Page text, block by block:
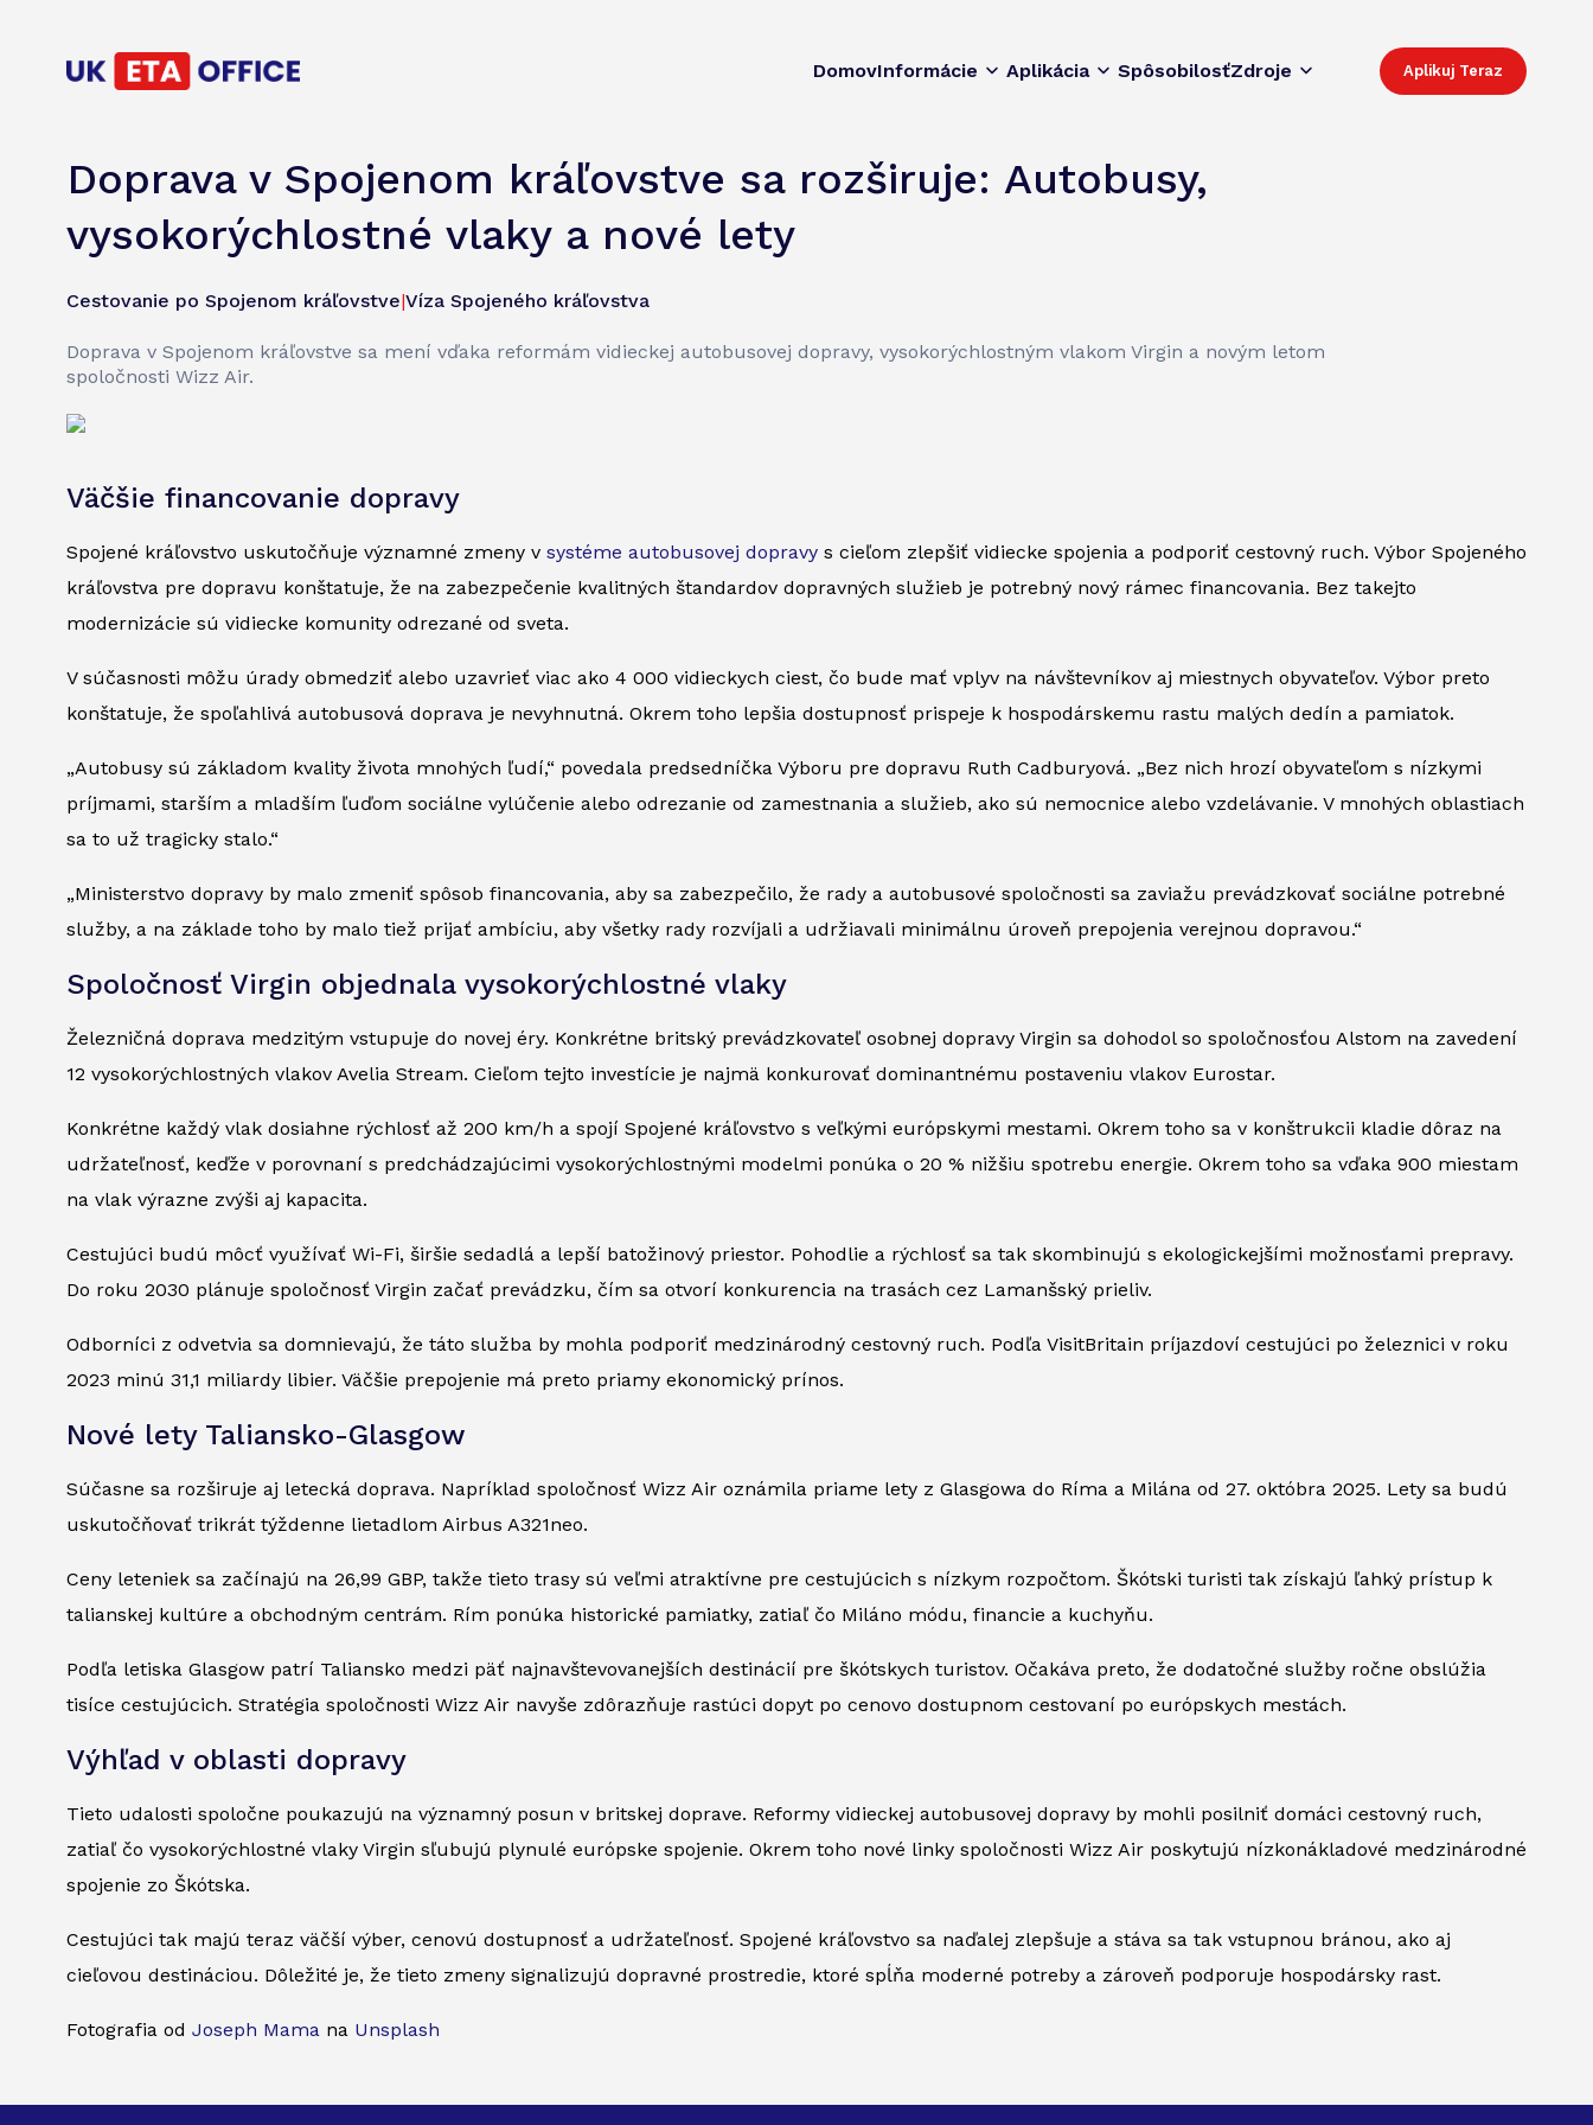
DomovInformácie Aplikácia SpôsobilosťZdroje Aplikuj Teraz
Doprava v Spojenom kráľovstve sa rozširuje: Autobusy,
vysokorýchlostné vlaky a nové lety
Cestovanie po Spojenom kráľovstve|Víza Spojeného kráľovstva
Doprava v Spojenom kráľovstve sa mení vďaka reformám vidieckej autobusovej dopravy, vysokorýchlostným vlakom Virgin a novým letom
spoločnosti Wizz Air.
Väčšie financovanie dopravy
Spojené kráľovstvo uskutočňuje významné zmeny v systéme autobusovej dopravy s cieľom zlepšiť vidiecke spojenia a podporiť cestovný ruch. Výbor Spojeného
kráľovstva pre dopravu konštatuje, že na zabezpečenie kvalitných štandardov dopravných služieb je potrebný nový rámec financovania. Bez takejto
modernizácie sú vidiecke komunity odrezané od sveta.
V súčasnosti môžu úrady obmedziť alebo uzavrieť viac ako 4 000 vidieckych ciest, čo bude mať vplyv na návštevníkov aj miestnych obyvateľov. Výbor preto
konštatuje, že spoľahlivá autobusová doprava je nevyhnutná. Okrem toho lepšia dostupnosť prispeje k hospodárskemu rastu malých dedín a pamiatok.
„Autobusy sú základom kvality života mnohých ľudí,“ povedala predsedníčka Výboru pre dopravu Ruth Cadburyová. „Bez nich hrozí obyvateľom s nízkymi
príjmami, starším a mladším ľuďom sociálne vylúčenie alebo odrezanie od zamestnania a služieb, ako sú nemocnice alebo vzdelávanie. V mnohých oblastiach
sa to už tragicky stalo.“
„Ministerstvo dopravy by malo zmeniť spôsob financovania, aby sa zabezpečilo, že rady a autobusové spoločnosti sa zaviažu prevádzkovať sociálne potrebné
služby, a na základe toho by malo tiež prijať ambíciu, aby všetky rady rozvíjali a udržiavali minimálnu úroveň prepojenia verejnou dopravou.“
Spoločnosť Virgin objednala vysokorýchlostné vlaky
Železničná doprava medzitým vstupuje do novej éry. Konkrétne britský prevádzkovateľ osobnej dopravy Virgin sa dohodol so spoločnosťou Alstom na zavedení
12 vysokorýchlostných vlakov Avelia Stream. Cieľom tejto investície je najmä konkurovať dominantnému postaveniu vlakov Eurostar.
Konkrétne každý vlak dosiahne rýchlosť až 200 km/h a spojí Spojené kráľovstvo s veľkými európskymi mestami. Okrem toho sa v konštrukcii kladie dôraz na
udržateľnosť, keďže v porovnaní s predchádzajúcimi vysokorýchlostnými modelmi ponúka o 20 % nižšiu spotrebu energie. Okrem toho sa vďaka 900 miestam
na vlak výrazne zvýši aj kapacita.
Cestujúci budú môcť využívať Wi-Fi, širšie sedadlá a lepší batožinový priestor. Pohodlie a rýchlosť sa tak skombinujú s ekologickejšími možnosťami prepravy.
Do roku 2030 plánuje spoločnosť Virgin začať prevádzku, čím sa otvorí konkurencia na trasách cez Lamanšský prieliv.
Odborníci z odvetvia sa domnievajú, že táto služba by mohla podporiť medzinárodný cestovný ruch. Podľa VisitBritain príjazdoví cestujúci po železnici v roku
2023 minú 31,1 miliardy libier. Väčšie prepojenie má preto priamy ekonomický prínos.
Nové lety Taliansko-Glasgow
Súčasne sa rozširuje aj letecká doprava. Napríklad spoločnosť Wizz Air oznámila priame lety z Glasgowa do Ríma a Milána od 27. októbra 2025. Lety sa budú
uskutočňovať trikrát týždenne lietadlom Airbus A321neo.
Ceny leteniek sa začínajú na 26,99 GBP, takže tieto trasy sú veľmi atraktívne pre cestujúcich s nízkym rozpočtom. Škótski turisti tak získajú ľahký prístup k
talianskej kultúre a obchodným centrám. Rím ponúka historické pamiatky, zatiaľ čo Miláno módu, financie a kuchyňu.
Podľa letiska Glasgow patrí Taliansko medzi päť najnavštevovanejších destinácií pre škótskych turistov. Očakáva preto, že dodatočné služby ročne obslúžia
tisíce cestujúcich. Stratégia spoločnosti Wizz Air navyše zdôrazňuje rastúci dopyt po cenovo dostupnom cestovaní po európskych mestách.
Výhľad v oblasti dopravy
Tieto udalosti spoločne poukazujú na významný posun v britskej doprave. Reformy vidieckej autobusovej dopravy by mohli posilniť domáci cestovný ruch,
zatiaľ čo vysokorýchlostné vlaky Virgin sľubujú plynulé európske spojenie. Okrem toho nové linky spoločnosti Wizz Air poskytujú nízkonákladové medzinárodné
spojenie zo Škótska.
Cestujúci tak majú teraz väčší výber, cenovú dostupnosť a udržateľnosť. Spojené kráľovstvo sa naďalej zlepšuje a stáva sa tak vstupnou bránou, ako aj
cieľovou destináciou. Dôležité je, že tieto zmeny signalizujú dopravné prostredie, ktoré spĺňa moderné potreby a zároveň podporuje hospodársky rast.
Fotografia od Joseph Mama na Unsplash